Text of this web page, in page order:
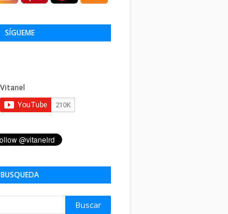
SÍGUEME
BUSQUEDA